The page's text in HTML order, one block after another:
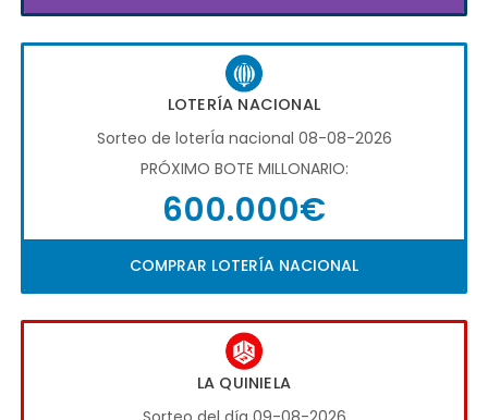
LOTERÍA NACIONAL
Sorteo de loterÍa nacional 08-08-2026
PRÓXIMO BOTE MILLONARIO:
600.000€
COMPRAR LOTERÍA NACIONAL
LA QUINIELA